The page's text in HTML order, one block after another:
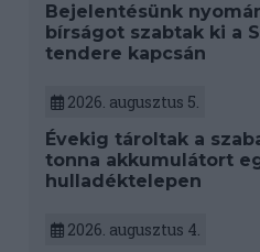
Bejelentésünk
bírságot szabtak ki a
tendere kapcsán
2026. augusztus 5.
Évekig tároltak a
tonna akkumulátort
hulladéktelepen
2026. augusztus 4.